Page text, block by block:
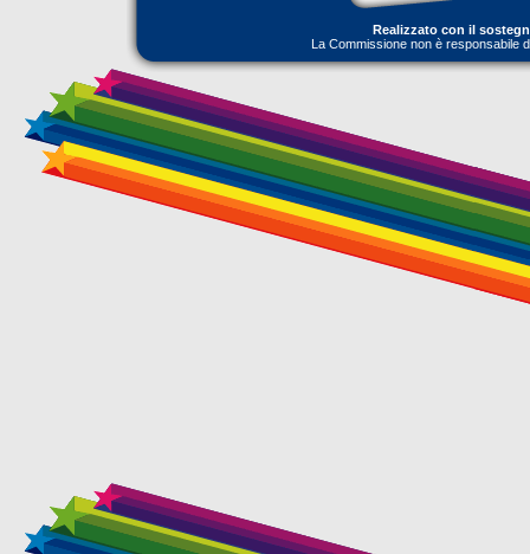
Realizzato con il
La Commissione non è responsabile